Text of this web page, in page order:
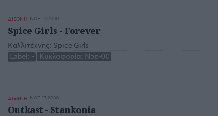
ΔΙΕΘΝΗ ΝΟΕ 17,2000
Spice Girls - Forever
Καλλιτέχνης: Spice Girls
Label: - Κυκλοφορία: Νοε-00
ΔΙΕΘΝΗ ΝΟΕ 17,2000
Outkast - Stankonia